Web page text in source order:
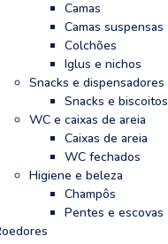
Camas
Camas suspensas
Colchões
Iglus e nichos
Snacks e dispensadores
Snacks e biscoitos
WC e caixas de areia
Caixas de areia
WC fechados
Higiene e beleza
Champôs
Pentes e escovas